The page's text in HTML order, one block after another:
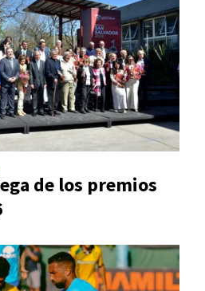
de los premios